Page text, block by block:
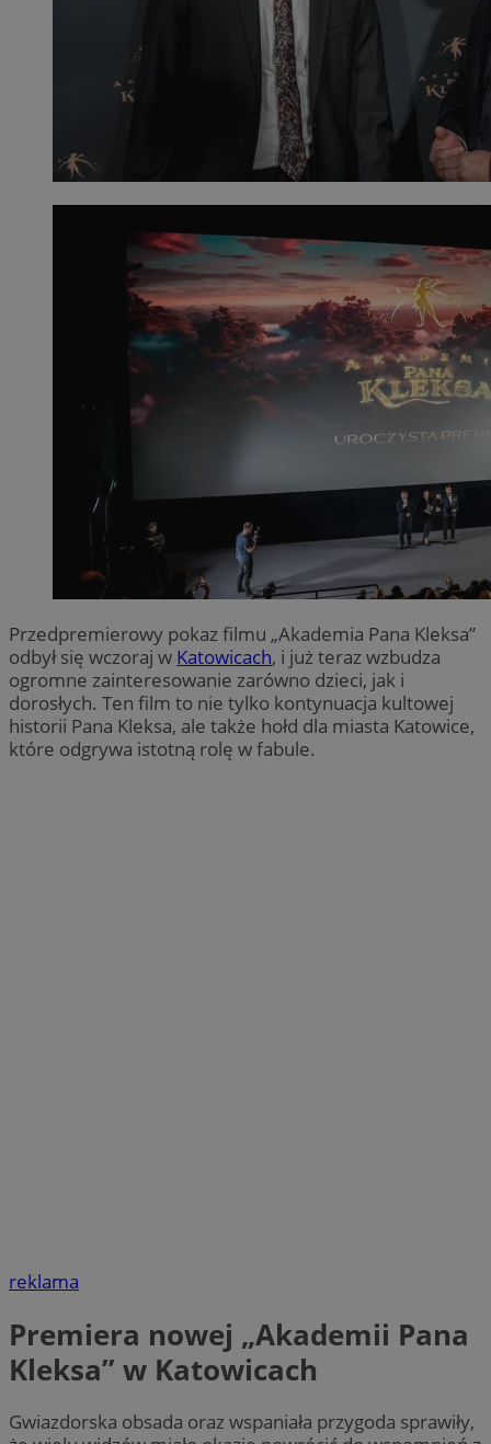
Przedpremierowy pokaz filmu „Akademia Pana Kleksa”
odbył się wczoraj w Katowicach, i już teraz wzbudza
ogromne zainteresowanie zarówno dzieci, jak i
dorosłych. Ten film to nie tylko kontynuacja kultowej
historii Pana Kleksa, ale także hołd dla miasta Katowice,
które odgrywa istotną rolę w fabule.
reklama
Premiera nowej „Akademii Pana
Kleksa” w Katowicach
Gwiazdorska obsada oraz wspaniała przygoda sprawiły,